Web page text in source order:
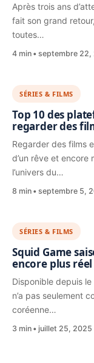
Après trois ans
fait son grand
toutes…
4 min septembre 22,
SÉRIES & FILMS
Top 10 des
regarder des
Regarder des films
d’un rêve et encore
l’univers du…
8 min septembre 5,
SÉRIES & FILMS
Squid Game
encore plus réel
Disponible depuis
n’a pas seulement
coréenne…
3 min juillet 25, 2025